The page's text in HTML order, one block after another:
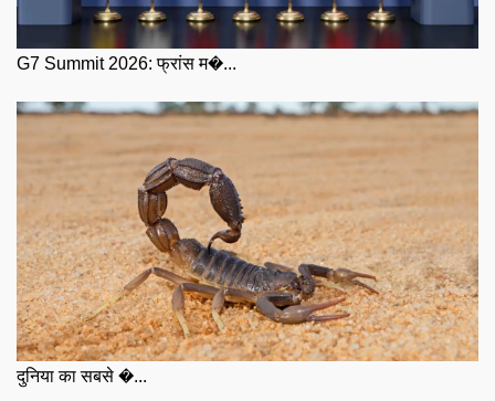
G7 Summit 2026: फ्रांस म�...
दुनिया का सबसे �...